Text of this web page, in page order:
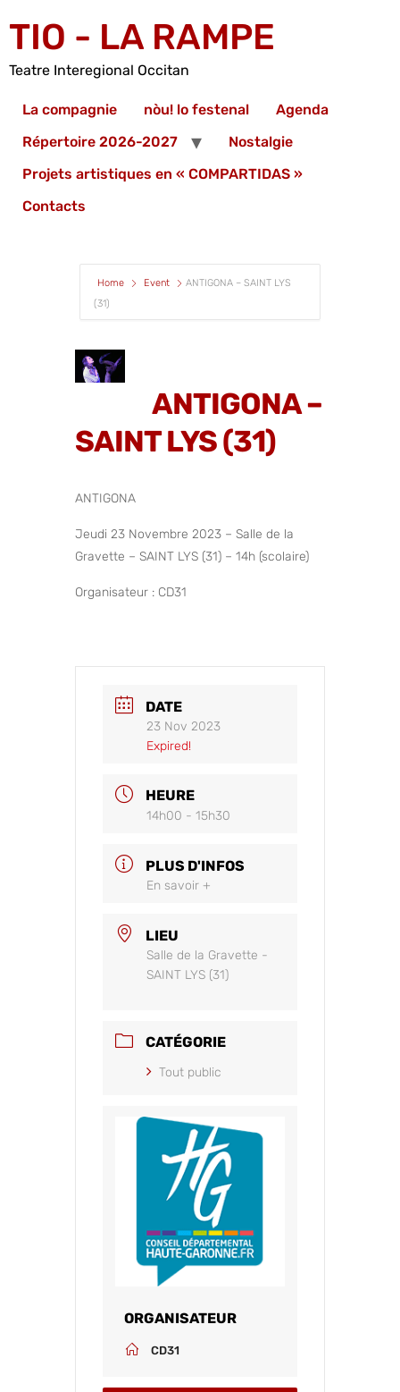
TIO - LA RAMPE
Teatre Interegional Occitan
La compagnie nòu! lo festenal
Agenda
Répertoire 2026-2027
Nostalgie
Projets artistiques en « COMPARTIDAS »
Contacts
Home Event
ANTIGONA – SAINT LYS
(31)
ANTIGONA –
SAINT LYS (31)
ANTIGONA
Jeudi 23 Novembre 2023 – Salle de la
Gravette – SAINT LYS (31) – 14h (scolaire)
Organisateur : CD31
DATE
23 Nov 2023
Expired!
HEURE
14h00 - 15h30
PLUS D'INFOS
En savoir +
LIEU
Salle de la Gravette -
SAINT LYS (31)
CATÉGORIE
Tout public
ORGANISATEUR
CD31